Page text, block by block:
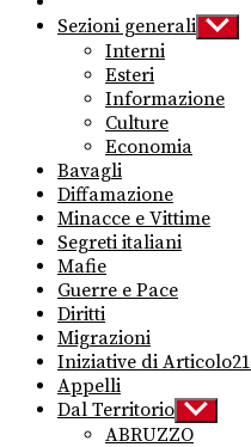
Sezioni generali Show
sub
Interni
Esteri
Informazione
Culture
Economia
Bavagli
Diffamazione
Minacce e Vittime
Segreti italiani
Mafie
Guerre e Pace
Diritti
Migrazioni
Iniziative di Articolo21
Appelli
Dal Territorio Show
sub
ABRUZZO